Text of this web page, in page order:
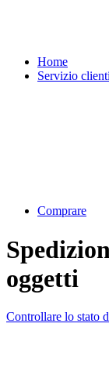
Home
Servizio clienti
Comprare
oggetti
Controllare lo stato